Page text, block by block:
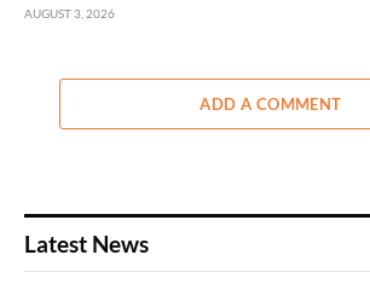
AUGUST 3, 2026
ADD A COMMENT
Latest News